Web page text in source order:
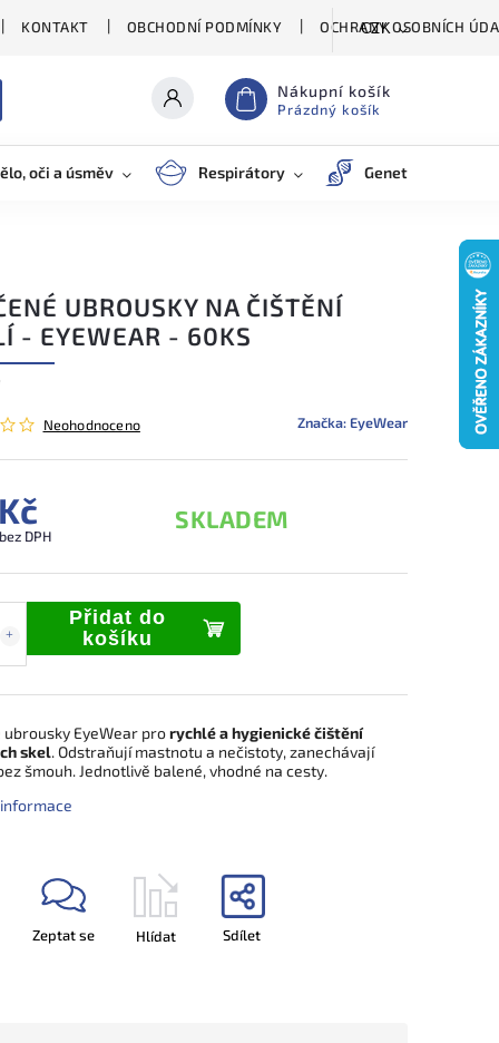
KONTAKT OBCHODNÍ PODMÍNKY OCHRANY OSOBNÍCH
CZK
Nákupní košík
Prázdný košík
oči a úsměv Respirátory Genetické testy
UBROUSKY NA ČIŠTĚNÍ
- EYEWEAR - 60KS
Neohodnoceno Značka: EyeWear
DPH
SKLADEM
Přidat do
košíku
ubrousky EyeWear prorychlé a hygienické čištění
skel. Odstraňují mastnotu a nečistoty, zanechávají
šmouh. Jednotlivě balené, vhodné na cesty.
Zeptat se Hlídat Sdílet